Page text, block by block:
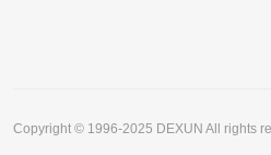
Copyright © 1996-2025 DEXUN All rights